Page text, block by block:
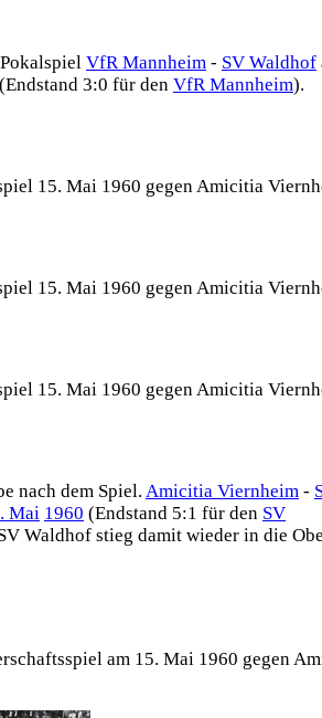
VfR Mannheim - SV Waldhof
(Endstand 3:0 für den VfR Mannheim).
15. Mai 1960 gegen Amicitia
15. Mai 1960 gegen Amicitia
15. Mai 1960 gegen Amicitia
nach dem Spiel. Amicitia Viernheim -
Mai 1960 (Endstand 5:1 für den SV
Waldhof stieg damit wieder in die
am 15. Mai 1960 gegen